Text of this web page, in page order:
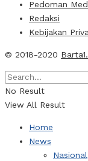
Pedoman
Redaksi
Kebijakan
© 2018-2020
No Result
View All Result
Home
News
Nasional